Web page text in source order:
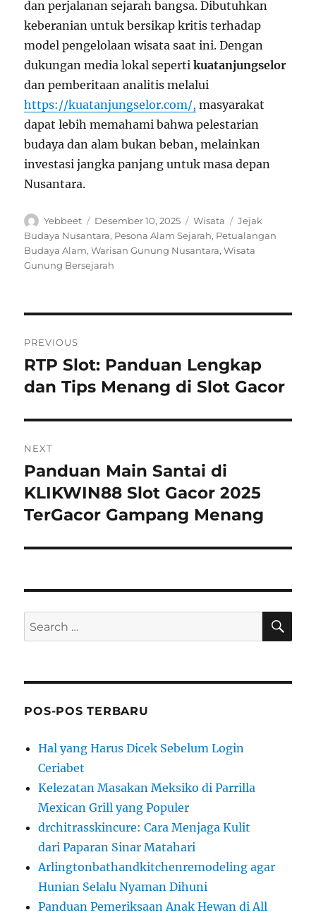
dan perjalanan sejarah bangsa. Dibutuhkan
keberanian untuk bersikap kritis terhadap
model pengelolaan wisata saat ini. Dengan
dukungan media lokal sepertikuatanjungselor
dan pemberitaan analitis melalui
https://kuatanjungselor.com/, masyarakat
dapat lebih memahami bahwa pelestarian
budaya dan alam bukan beban, melainkan
investasi jangka panjang untuk masa depan
Nusantara.
Author
Yebbeet
Posted
on
Desember 10, 2025 Categories
Wisata Tags
Jejak
Budaya Nusantara, Pesona Alam Sejarah, Petualangan
Budaya Alam,Warisan Gunung Nusantara,Wisata
Gunung Bersejarah
pos
PREVIOUS
Previous
post:
RTP Slot: Panduan Lengkap
dan Tips Menang di Slot Gacor
NEXT
Next
post:
Panduan Main Santai di
KLIKWIN88 Slot Gacor 2025
TerGacor Gampang Menang
Search
for:
POS-POS TERBARU
Hal yang Harus Dicek Sebelum Login
Ceriabet
Kelezatan Masakan Meksiko di Parrilla
Mexican Grill yang Populer
drchitrasskincure: Cara Menjaga Kulit
dari Paparan Sinar Matahari
Arlingtonbathandkitchenremodeling agar
Hunian Selalu Nyaman Dihuni
Panduan Pemeriksaan Anak Hewan di All